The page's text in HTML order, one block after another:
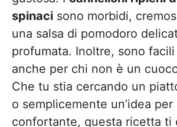
spinaci sono morbidi,
una salsa di pomodoro
profumata. Inoltre, sono
anche per chi non è un
Che tu stia cercando un
o semplicemente un’idea
confortante, questa ricetta ti